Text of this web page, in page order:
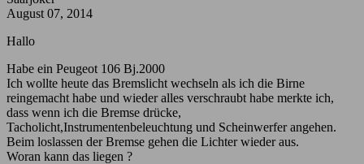
August 07, 2014
Hallo
Habe ein Peugeot 106 Bj.2000
Ich wollte heute das Bremslicht wechseln als ich die Birne
reingemacht habe und wieder alles verschraubt habe merkte ich,
dass wenn ich die Bremse drücke,
Tacholicht,Instrumentenbeleuchtung und Scheinwerfer angehen.
Beim loslassen der Bremse gehen die Lichter wieder aus.
Woran kann das liegen ?